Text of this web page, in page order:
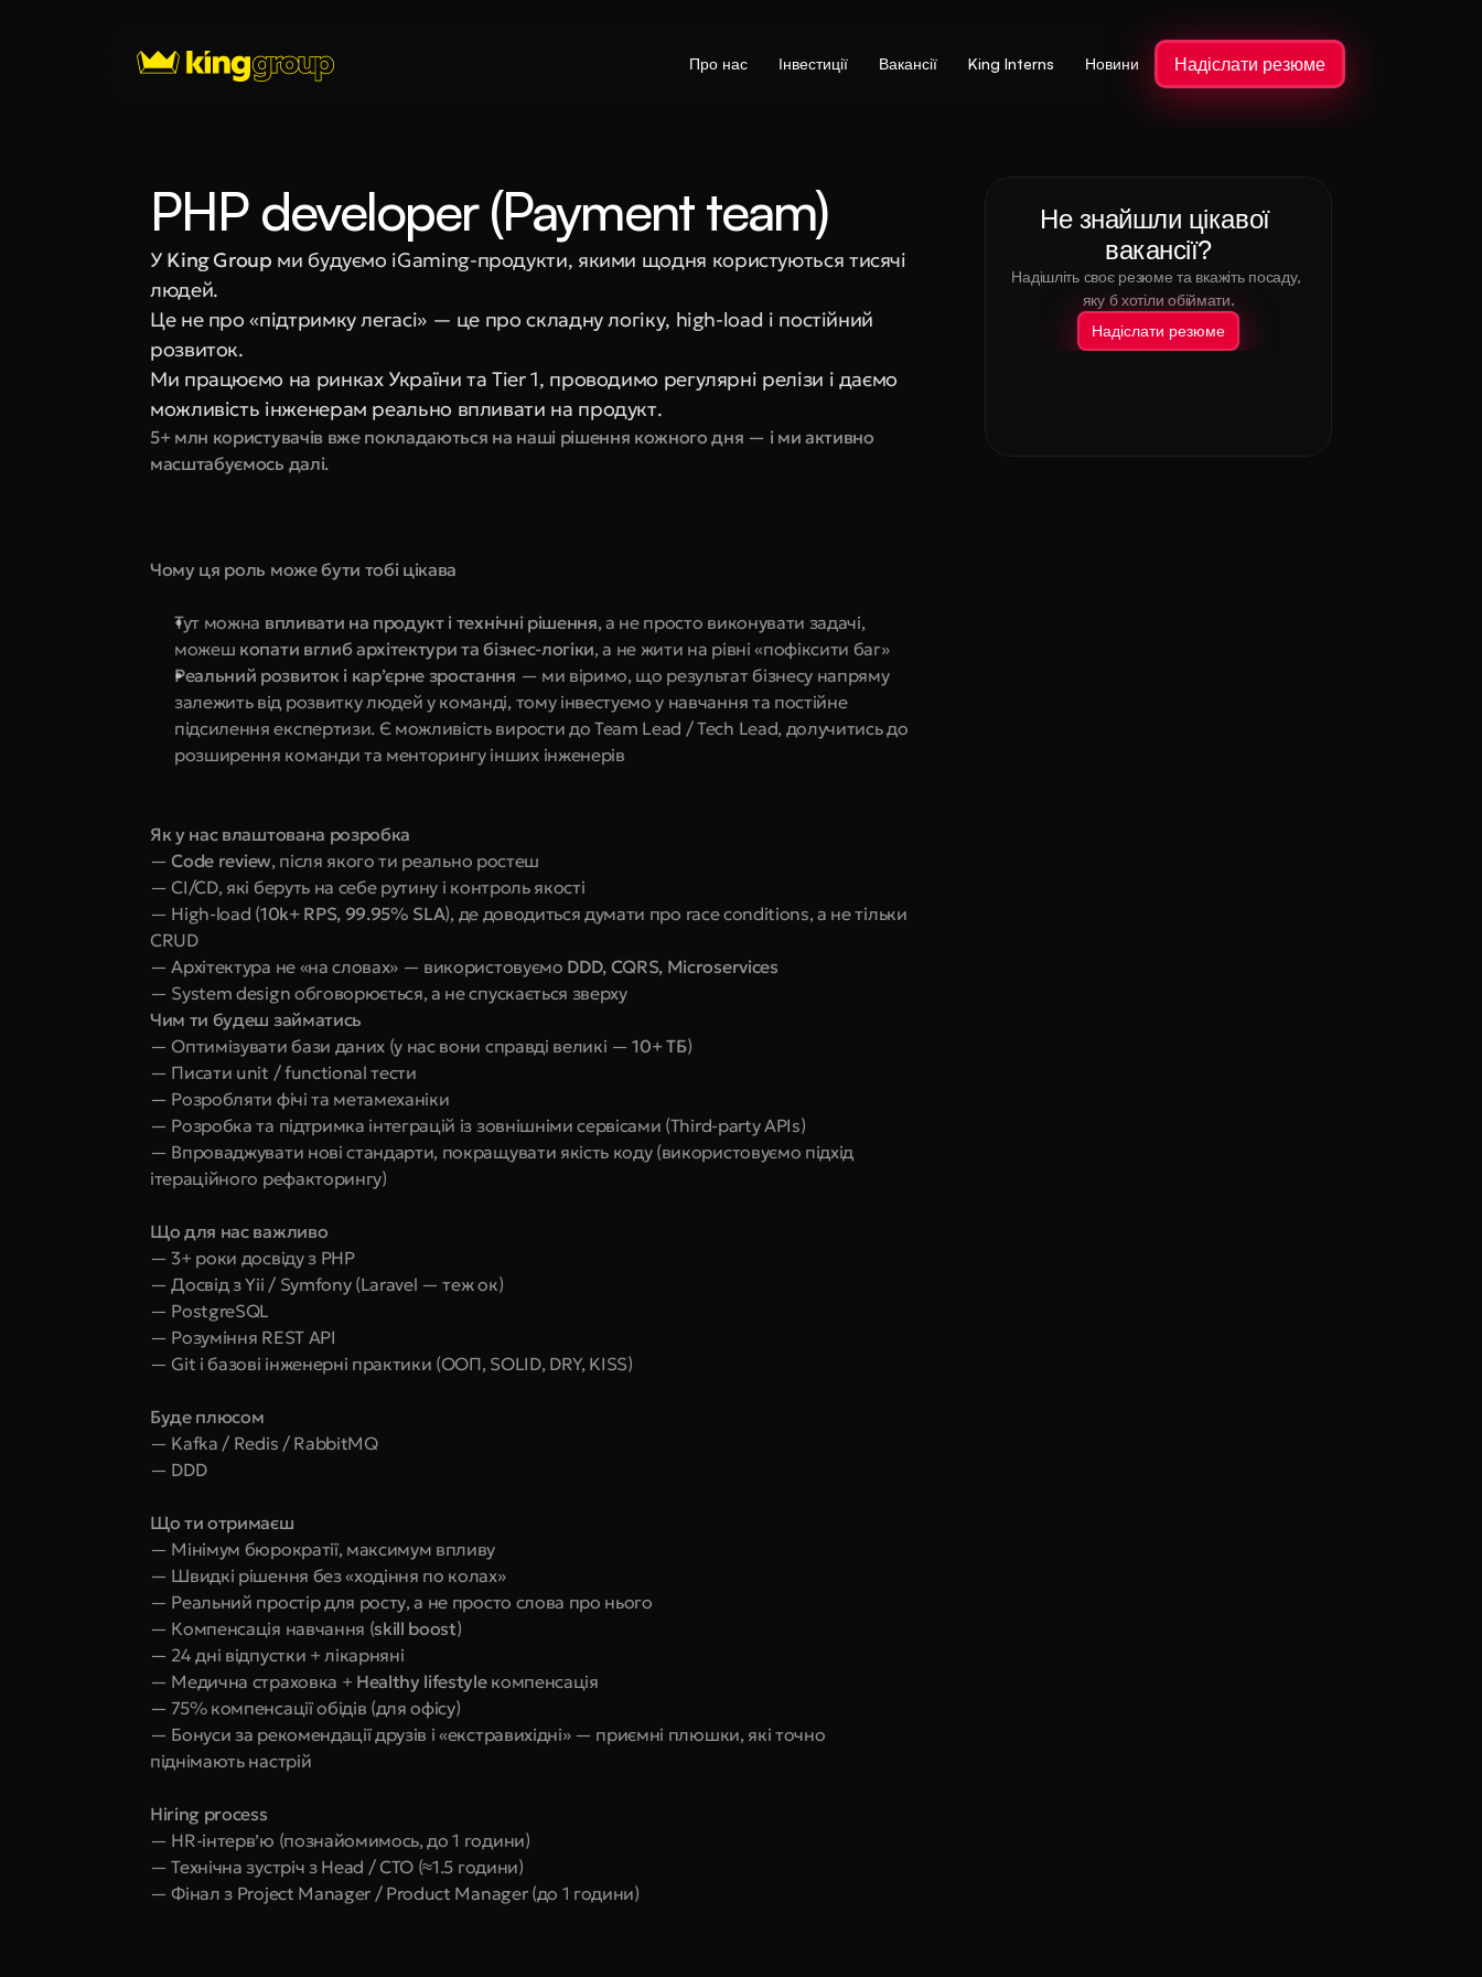
Про нас Інвестиції Вакансії King Interns Новини Надіслати резюме
PHP developer (Payment team)
У King Group ми будуємо iGaming-продукти, якими щодня користуються тисячі
людей.
Це не про «підтримку легасі» — це про складну логіку, high-load і постійний
розвиток.
Ми працюємо на ринках України та Tier 1, проводимо регулярні релізи і даємо
можливість інженерам реально впливати на продукт.
5+ млн користувачів вже покладаються на наші рішення кожного дня — і ми активно
масштабуємось далі.
Чому ця роль може бути тобі цікава
Тут можна впливати на продукт і технічні рішення, а не просто виконувати задачі,
можеш копати вглиб архітектури та бізнес-логіки, а не жити на рівні «пофіксити баг»
Реальний розвиток і кар’єрне зростання — ми віримо, що результат бізнесу напряму
залежить від розвитку людей у команді, тому інвестуємо у навчання та постійне
підсилення експертизи. Є можливість вирости до Team Lead / Tech Lead, долучитись до
розширення команди та менторингу інших інженерів
Як у нас влаштована розробка
— Code review, після якого ти реально ростеш
— CI/CD, які беруть на себе рутину і контроль якості
— High-load (10k+ RPS, 99.95% SLA), де доводиться думати про race conditions, а не тільки
CRUD
— Архітектура не «на словах» — використовуємо DDD, CQRS, Microservices
— System design обговорюється, а не спускається зверху
Чим ти будеш займатись
— Оптимізувати бази даних (у нас вони справді великі — 10+ ТБ)
— Писати unit / functional тести
— Розробляти фічі та метамеханіки
— Розробка та підтримка інтеграцій із зовнішніми сервісами (Third-party APIs)
— Впроваджувати нові стандарти, покращувати якість коду (використовуємо підхід
ітераційного рефакторингу)
Що для нас важливо
— 3+ роки досвіду з PHP
— Досвід з Yii / Symfony (Laravel — теж ок)
— PostgreSQL
— Розуміння REST API
— Git і базові інженерні практики (ООП, SOLID, DRY, KISS)
Буде плюсом
— Kafka / Redis / RabbitMQ
— DDD
Що ти отримаєш
— Мінімум бюрократії, максимум впливу
— Швидкі рішення без «ходіння по колах»
— Реальний простір для росту, а не просто слова про нього
— Компенсація навчання (skill boost)
— 24 дні відпустки + лікарняні
— Медична страховка + Healthy lifestyle компенсація
— 75% компенсації обідів (для офісу)
— Бонуси за рекомендації друзів і «екстравихідні» — приємні плюшки, які точно
піднімають настрій
Hiring process
— HR-інтерв’ю (познайомимось, до 1 години)
— Технічна зустріч з Head / CTO (≈1.5 години)
— Фінал з Project Manager / Product Manager (до 1 години)
Не знайшли цікавої
вакансії?
Надішліть своє резюме та вкажіть посаду,
яку б хотіли обіймати.
Надіслати резюме